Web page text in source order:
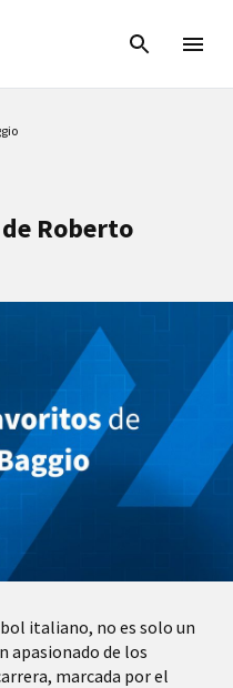
Roberto
italiano, no es solo un
apasionado de los
marcada por el